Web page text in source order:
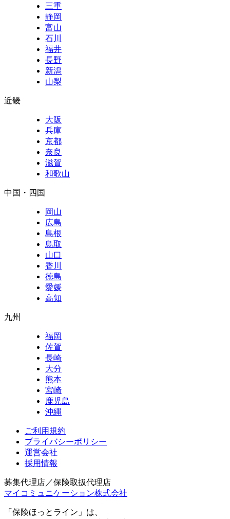
三重
静岡
富山
石川
福井
長野
新潟
山梨
近畿
大阪
兵庫
京都
奈良
滋賀
和歌山
中国・四国
岡山
広島
島根
鳥取
山口
香川
徳島
愛媛
高知
九州
福岡
佐賀
長崎
大分
熊本
宮崎
鹿児島
沖縄
ご利用規約
プライバシーポリシー
運営会社
採用情報
募集代理店／保険取扱代理店
マイコミュニケーション株式会社
「保険ほっとライン」は、